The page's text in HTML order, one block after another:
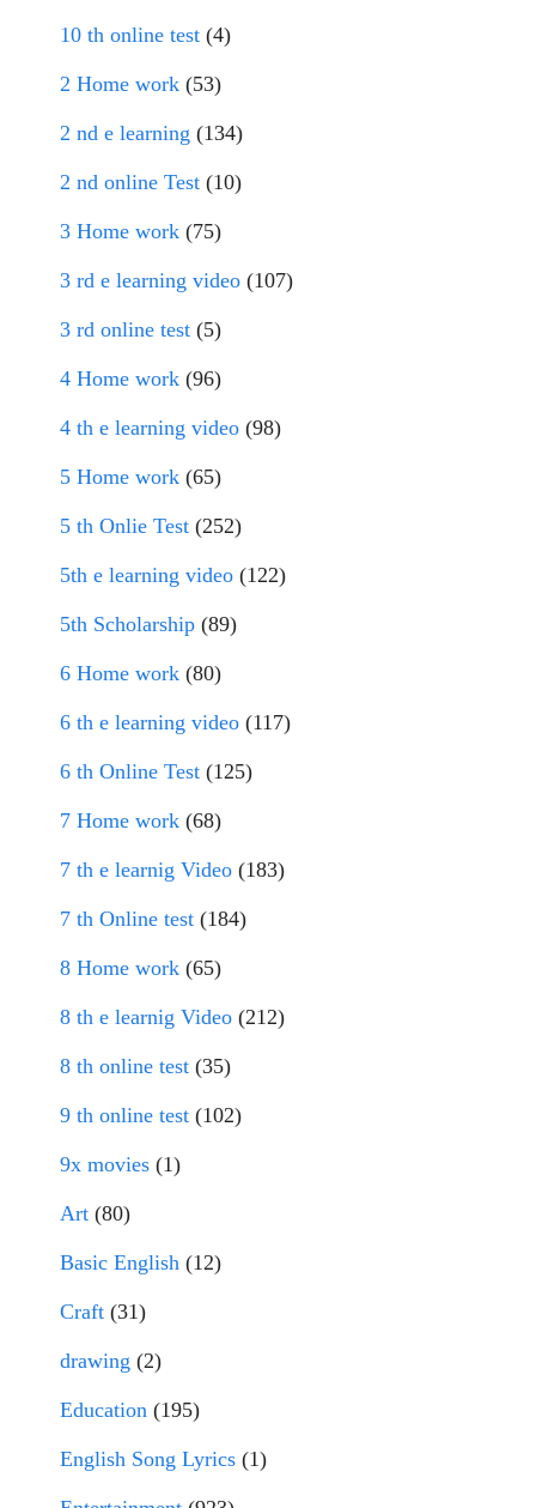
10 th online test (4)
2 Home work (53)
2 nd e learning (134)
2 nd online Test (10)
3 Home work (75)
3 rd e learning video (107)
3 rd online test (5)
4 Home work (96)
4 th e learning video (98)
5 Home work (65)
5 th Onlie Test (252)
5th e learning video (122)
5th Scholarship (89)
6 Home work (80)
6 th e learning video (117)
6 th Online Test (125)
7 Home work (68)
7 th e learnig Video (183)
7 th Online test (184)
8 Home work (65)
8 th e learnig Video (212)
8 th online test (35)
9 th online test (102)
9x movies (1)
Art (80)
Basic English (12)
Craft (31)
drawing (2)
Education (195)
English Song Lyrics (1)